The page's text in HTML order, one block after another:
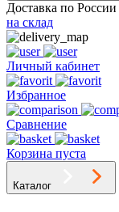
Доставка по России
на склад
Личный кабинет
Избранное
Сравнение
Корзина пуста
Каталог